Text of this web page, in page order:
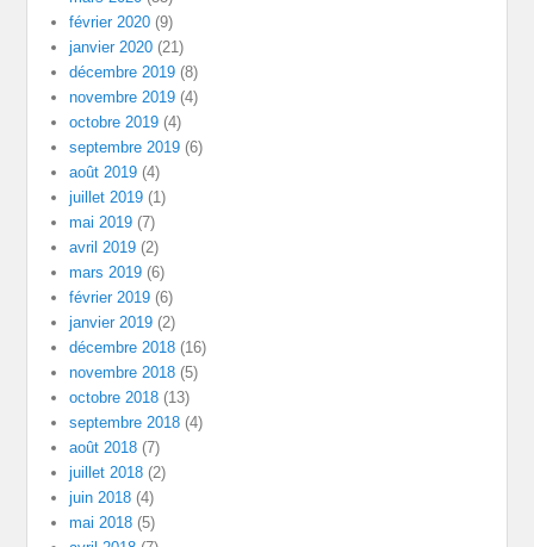
février 2020 (9)
janvier 2020 (21)
décembre 2019 (8)
novembre 2019 (4)
octobre 2019 (4)
septembre 2019 (6)
août 2019 (4)
juillet 2019 (1)
mai 2019 (7)
avril 2019 (2)
mars 2019 (6)
février 2019 (6)
janvier 2019 (2)
décembre 2018 (16)
novembre 2018 (5)
octobre 2018 (13)
septembre 2018 (4)
août 2018 (7)
juillet 2018 (2)
juin 2018 (4)
mai 2018 (5)